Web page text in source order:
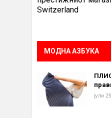
Switzerland
МОДНА АЗБУКА
јули